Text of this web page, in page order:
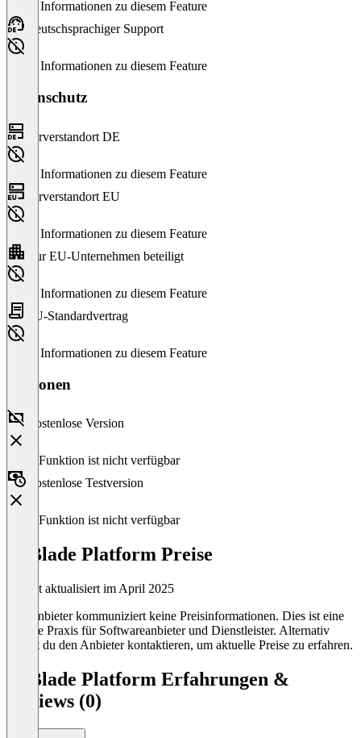
Keine Informationen zu diesem Feature
Deutschsprachiger Support
Keine Informationen zu diesem Feature
Datenschutz
Serverstandort DE
Keine Informationen zu diesem Feature
Serverstandort EU
Keine Informationen zu diesem Feature
Nur EU-Unternehmen beteiligt
Keine Informationen zu diesem Feature
EU-Standardvertrag
Keine Informationen zu diesem Feature
Versionen
Kostenlose Version
Diese Funktion ist nicht verfügbar
Kostenlose Testversion
Diese Funktion ist nicht verfügbar
IQBlade Platform Preise
Zuletzt aktualisiert im April 2025
Der Anbieter kommuniziert keine Preisinformationen. Dies ist eine
übliche Praxis für Softwareanbieter und Dienstleister. Alternativ
kannst du den Anbieter kontaktieren, um aktuelle Preise zu erfahren.
IQBlade Platform Erfahrungen &
Reviews (0)